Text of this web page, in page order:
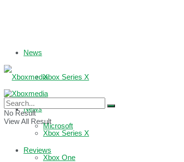
News
Xbox Series X
Microsoft
Reviews
News
Xbox Series X
Xbox One
No Result
View All Result